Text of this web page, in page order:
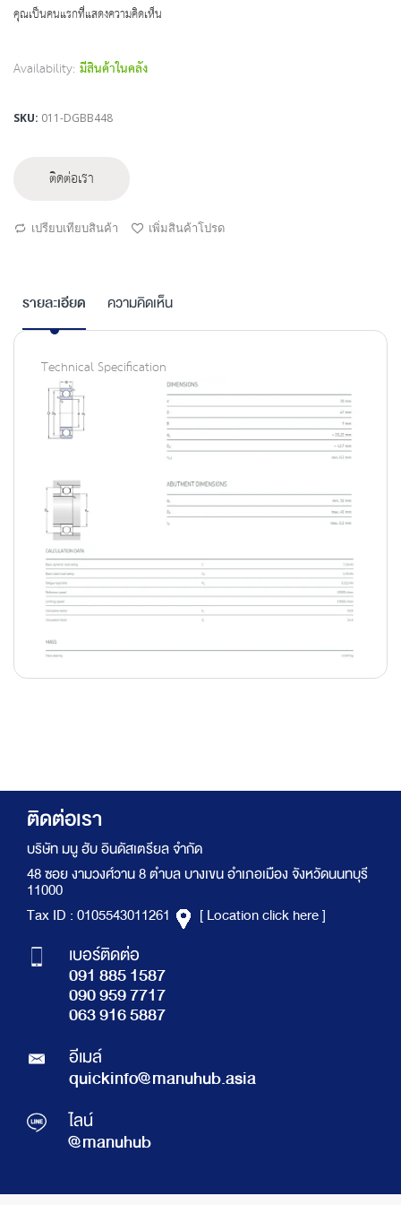
คุณเป็นคนแรกที่แสดงความคิดเห็น
Availability: มีสินค้าในคลัง
SKU 011-DGBB448
ติดต่อเรา
เปรียบเทียบสินค้า เพิ่มสินค้าโปรด
รายละเอียด
Technical Specification
ความคิดเห็น
ติดต่อเรา
บริษัท มนู ฮับ อินดัสเตรียล จำกัด
48 ซอย งามวงศ์วาน 8 ตำบล บางเขน อำเภอเมือง จังหวัดนนทบุรี
11000
Tax ID : 0105543011261
[ Location click here ]
เบอร์ติดต่อ
091 885 1587
090 959 7717
063 916 5887
อีเมล์
quickinfo@manuhub.asia
ไลน์
@manuhub